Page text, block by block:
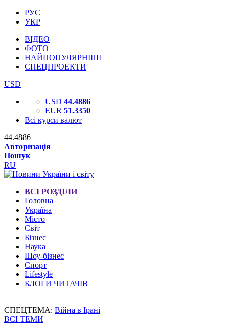
РУС
УКР
ВІДЕО
ФОТО
НАЙПОПУЛЯРНІШІ
СПЕЦПРОЕКТИ
USD
USD 44.4886
EUR 51.3350
Всі курси валют
44.4886
Авторизація
Пошук
RU
ВСІ РОЗДІЛИ
Головна
Україна
Місто
Світ
Бізнес
Наука
Шоу-бізнес
Спорт
Lifestyle
БЛОГИ ЧИТАЧІВ
СПЕЦТЕМА: Війна в Ірані
ВСІ ТЕМИ